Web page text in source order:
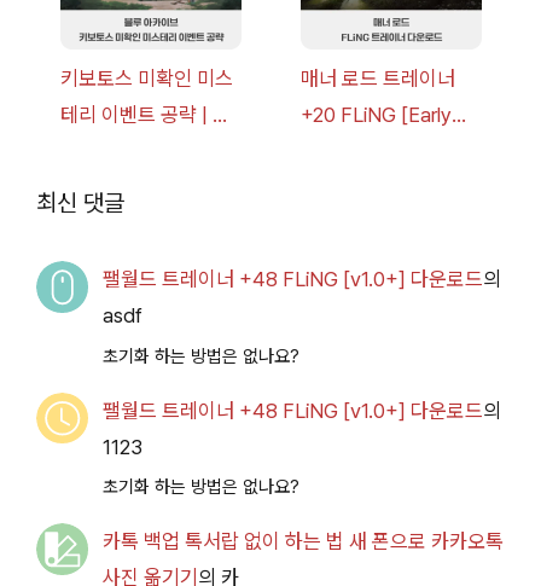
키보토스 미확인 미스
테리 이벤트 공략 | 블
매너 로드 트레이너
+20 FLiNG [Early
최신 댓글
팰월드 트레이너 +48 FLiNG [v1.0+] 다운로드의
asdf
초기화 하는 방법은 없나요?
팰월드 트레이너 +48 FLiNG [v1.0+] 다운로드의
1123
초기화 하는 방법은 없나요?
카톡 백업 톡서랍 없이 하는 법 새 폰으로 카카오톡
사진 옮기기 의 카